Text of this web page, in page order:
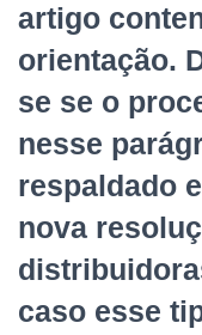
artigo
orientação.
se se o
nesse
respaldado
nova
caso esse